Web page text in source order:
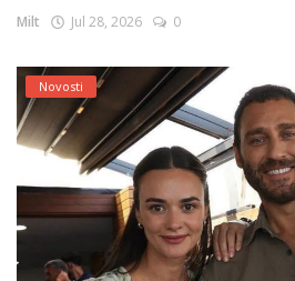
Milt Jul 28, 2026 0
Novosti